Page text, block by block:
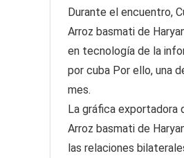
Durante el encuentro,
Arroz basmati de
en tecnología de la
por cuba Por ello, una
mes.
La gráfica exportadora
Arroz basmati de
las relaciones